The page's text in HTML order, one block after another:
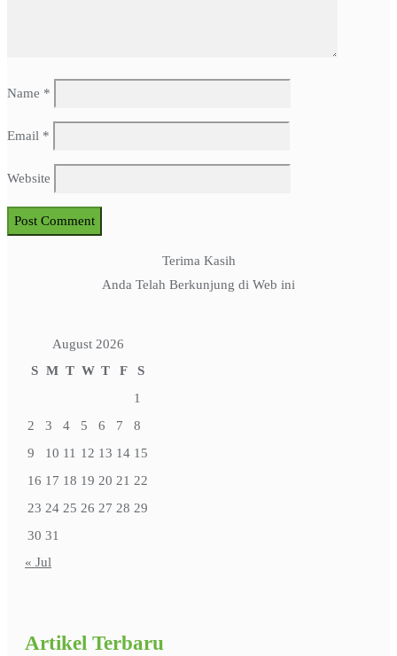
Name *
Email *
Website
Terima Kasih
Anda Telah Berkunjung di Web ini
August 2026
S M T W T F
S
1
2
3 4 5 6 7
8
9
10 11 12 13 14 15
16 17 18 19 20 21 22
23 24 25 26 27 28 29
30 31
« Jul
Artikel Terbaru